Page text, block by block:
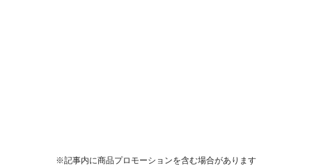
※記事内に商品プロモーションを含む場合があります